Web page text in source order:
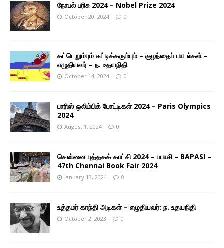
நோபல் பரிசு 2024 – Nobel Prize 2024
October 20, 2024 0
கட்டெறும்பும் கட்டிக்கரும்பும் – குழந்தைப் பாடல்கள் –
எழுதியவர் – ந. உதயநிதி
October 14, 2024 0
பாரிஸ் ஒலிம்பிக் போட்டிகள் 2024 – Paris Olympics
2024
August 1, 2024 0
சென்னை புத்தகக் காட்சி 2024 – பபாசி – BAPASI –
47th Chennai Book Fair 2024
January 13, 2024 0
உத்தமர் காந்தி அடிகள் – எழுதியவர்: ந. உதயநிதி
October 2, 2023 0